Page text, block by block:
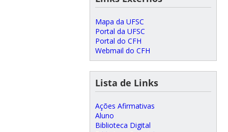
Mapa da UFSC
Portal da UFSC
Portal do CFH
Webmail do CFH
Lista de Links
Ações Afirmativas
Aluno
Biblioteca Digital